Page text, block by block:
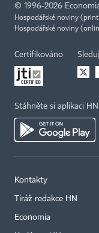
© 1996-2026
Hospodářské noviny
Hospodářské noviny
Certifikováno
Stáhněte si aplikaci HN
Kontakty
Tiráž redakce HN
Economia